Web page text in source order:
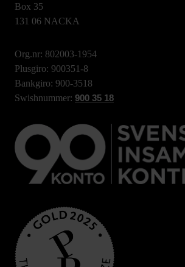
Box 35
131 06 NACKA
Org.nr: 802003-1954
Plusgiro: 900351-8
Bankgiro: 900-3518
Swishnummer: 900 35 18